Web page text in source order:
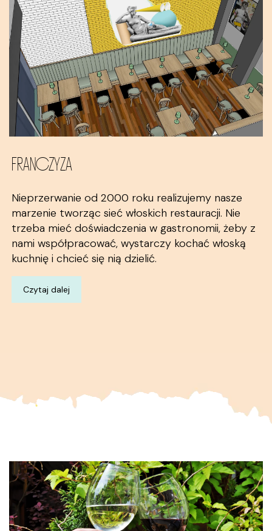
FRANCZYZA
Nieprzerwanie od 2000 roku realizujemy nasze
marzenie tworząc sieć włoskich restauracji. Nie
trzeba mieć doświadczenia w gastronomii, żeby z
nami współpracować, wystarczy kochać włoską
kuchnię i chcieć się nią dzielić.
Czytaj dalej